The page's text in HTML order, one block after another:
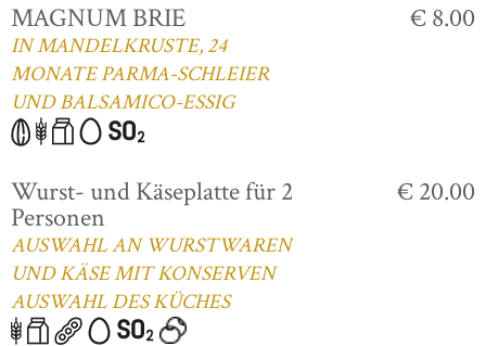
MAGNUM BRIE
IN MANDELKRUSTE, 24
MONATE PARMA-SCHLEIER
UND BALSAMICO-ESSIG
€ 8.00
Wurst- und Käseplatte für 2
Personen
AUSWAHL AN WURSTWAREN
UND KÄSE MIT KONSERVEN
AUSWAHL DES KÜCHES
€ 20.00